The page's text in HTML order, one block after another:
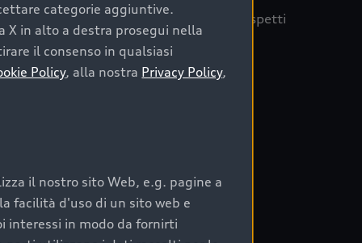
sicuro, è essenziale considerare aspetti
Prima Scelta :plus
nel tempo;
categorie aggiuntive.
in alto a destra prosegui nella
il consenso in qualsiasi
Policy, alla nostra Privacy Policy,
il nostro sito Web, e.g. pagine a
facilità d'uso di un sito web e
interessi in modo da fornirti